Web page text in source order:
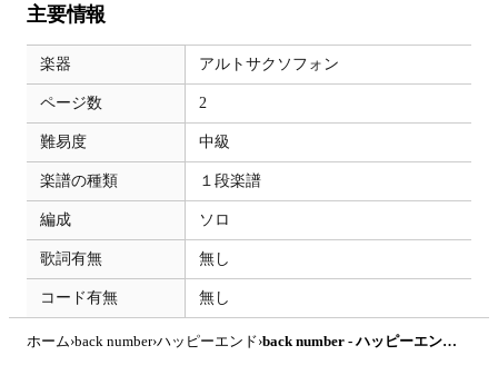
主要情報
楽器 アルトサクソフォン
ページ数 2
難易度 中級
楽譜の種類 １段楽譜
編成 ソロ
歌詞有無 無し
コード有無 無し
ホーム›back number›ハッピーエンド› back number - ハッピーエンド (in E♭|アルトサックス等) by Ayu Saxophone & Sheet Music